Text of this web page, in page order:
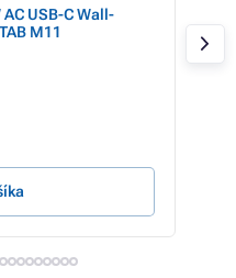
USB-C Wall-
M11